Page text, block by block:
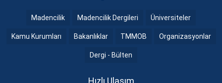
Madencilik Madencilik Dergileri Üniversiteler
Kamu Kurumları Bakanlıklar TMMOB Organizasyonlar
Dergi - Bülten
Hızlı Ulaşım